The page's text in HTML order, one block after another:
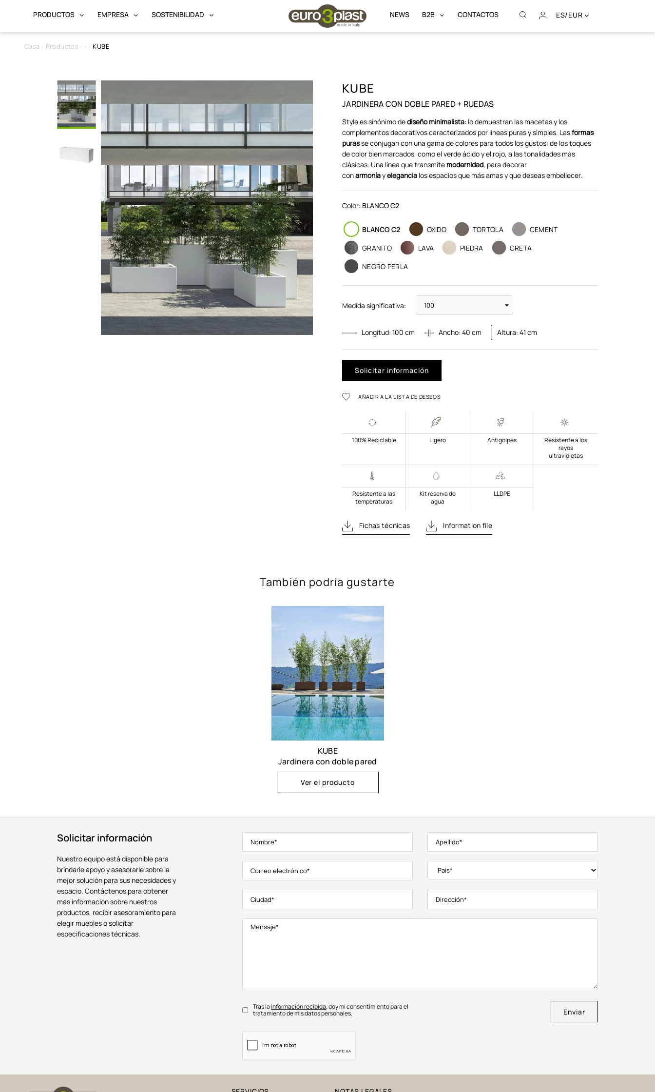
PRODUCTOS EMPRESA SOSTENIBILIDAD NEWS B2B CONTACTOS ES/EUR
Casa Productos - KUBE
KUBE
JARDINERA CON DOBLE PARED + RUEDAS
Style es sinónimo dediseño minimalista: lo demuestran las macetas y los
complementos decorativos caracterizados por líneas puras y simples. Lasformas
purasse conjugan con una gama de colores para todos los gustos: de los toques
de color bien marcados, como el verde ácido y el rojo, a las tonalidades más
clásicas. Una línea que transmite modernidad, para decorar
conarmoníayelegancia los espacios que más amas y que deseas embellecer.
Color: BLANCO C2
BLANCO C2 OXIDO TORTOLA
CEMENT
GRANITO
LAVA PIEDRA
CRETA
NEGRO PERLA
Medida significativa:
Longitud: 100 cm Ancho: 40 cm Altura:41 cm
Solicitar información
AÑADIR A LA LISTA DE DESEOS
100% Reciclable Ligero Antigolpes
Resistente a los
rayos
ultravioletas
Resistente a las
temperaturas
Kit reserva de
agua
LLDPE
Fichas técnicas Information file
También podría gustarte
KUBE
Jardinera con doble pared
Ver el producto
Solicitar información
Nuestro equipo está disponible para
brindarle apoyo y asesorarle sobre la
mejor solución para sus necesidades y
espacio. Contáctenos para obtener
más información sobre nuestros
productos, recibir asesoramiento para
elegir muebles o solicitar
especificaciones técnicas.
Tras la información recibida, doy mi consentimiento para el
tratamiento de mis datos personales.
Enviar